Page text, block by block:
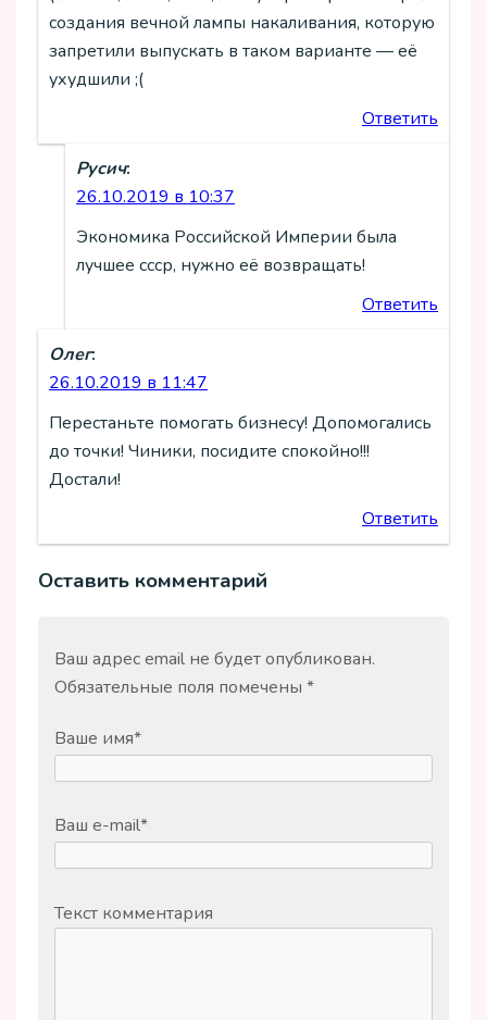
создания вечной лампы накаливания, которую
запретили выпускать в таком варианте — её
ухудшили ;(
Ответить
Русич:
26.10.2019 в 10:37
Экономика Российской Империи была
лучшее ссср, нужно её возвращать!
Ответить
Олег:
26.10.2019 в 11:47
Перестаньте помогать бизнесу! Допомогались
до точки! Чиники, посидите спокойно!!!
Достали!
Ответить
Оставить комментарий
Ваш адрес email не будет опубликован.
Обязательные поля помечены *
Ваше имя*
Ваш e-mail*
Текст комментария